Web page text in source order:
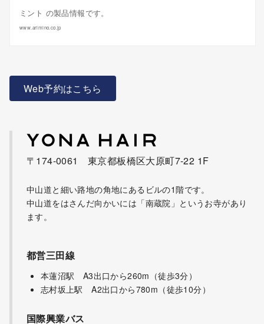
ミント の製品情報です。
www.arimino.co.jp
Web予約はこちら
〒174-0061 東京都板橋区大原町7-22 1F
中山道と細い路地の角地にあるビルの1階です。
中山道をはさんだ向かいには「南蔵院」というお寺があり
ます。
都営三田線
本蓮沼駅 A3出口から260m（徒歩3分）
志村坂上駅 A2出口から780m（徒歩10分）
国際興業バス